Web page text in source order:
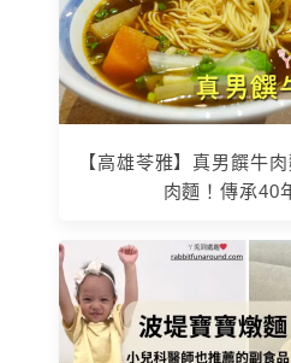
【高雄苓雅】真男饌牛
肉麵！傳承40